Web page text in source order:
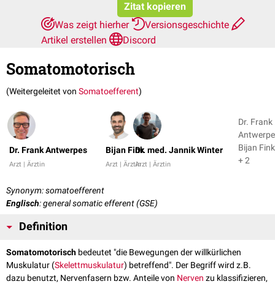
Zitat kopieren
Was zeigt hierher
Versionsgeschichte
Artikel erstellen
Discord
Somatomotorisch
(Weitergeleitet von Somatoefferent)
Dr. Frank Antwerpes
Arzt | Ärztin
Bijan Fink
Arzt | Ärztin
Dr. med. Jannik Winter
Arzt | Ärztin
Dr. Frank
Bijan Fink
+ 2
Synonym: somatoefferent
Englisch: general somatic efferent (GSE)
Definition
Somatomotorisch bedeutet "die Bewegungen der willkürlichen
Muskulatur (Skelettmuskulatur) betreffend". Der Begriff wird z.B.
dazu benutzt, Nervenfasern bzw. Anteile von Nerven zu klassifizieren,